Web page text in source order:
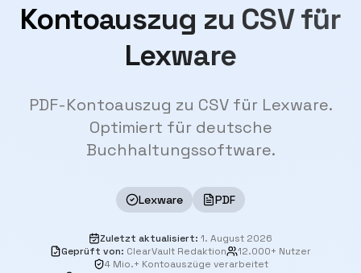
Kontoauszug zu CSV für
Lexware
PDF-Kontoauszug zu CSV für Lexware.
Optimiert für deutsche
Buchhaltungssoftware.
Lexware PDF
Zuletzt aktualisiert: 1. August 2026
Geprüft von: ClearVault Redaktion
12.000+ Nutzer
4 Mio.+ Kontoauszüge verarbeitet